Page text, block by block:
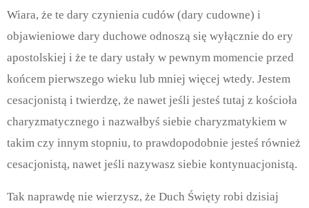
Wiara, że te dary czynienia cudów (dary cudowne) i
objawieniowe dary duchowe odnoszą się wyłącznie do ery
apostolskiej i że te dary ustały w pewnym momencie przed
końcem pierwszego wieku lub mniej więcej wtedy. Jestem
cesacjonistą i twierdzę, że nawet jeśli jesteś tutaj z kościoła
charyzmatycznego i nazwałbyś siebie charyzmatykiem w
takim czy innym stopniu, to prawdopodobnie jesteś również
cesacjonistą, nawet jeśli nazywasz siebie kontynuacjonistą.
Tak naprawdę nie wierzysz, że Duch Święty robi dzisiaj